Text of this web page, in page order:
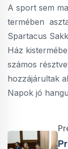
A sport sem
termében
Spartacus
Ház
számos
hozzájárultak
Napok jó